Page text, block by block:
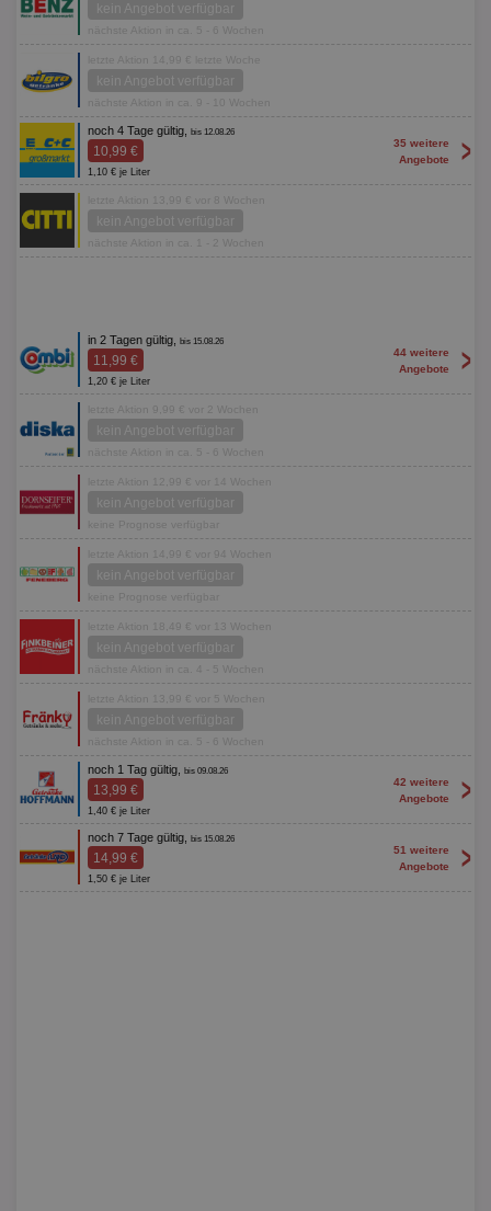
kein Angebot verfügbar
nächste Aktion in ca. 5 - 6 Wochen
letzte Aktion 14,99 € letzte Woche
kein Angebot verfügbar
nächste Aktion in ca. 9 - 10 Wochen
noch 4 Tage gültig, bis 12.08.26
10,99 €
1,10 € je Liter
35 weitere
Angebote
>
letzte Aktion 13,99 € vor 8 Wochen
kein Angebot verfügbar
nächste Aktion in ca. 1 - 2 Wochen
in 2 Tagen gültig, bis 15.08.26
11,99 €
1,20 € je Liter
44 weitere
Angebote
>
letzte Aktion 9,99 € vor 2 Wochen
kein Angebot verfügbar
nächste Aktion in ca. 5 - 6 Wochen
letzte Aktion 12,99 € vor 14 Wochen
kein Angebot verfügbar
keine Prognose verfügbar
letzte Aktion 14,99 € vor 94 Wochen
kein Angebot verfügbar
keine Prognose verfügbar
letzte Aktion 18,49 € vor 13 Wochen
kein Angebot verfügbar
nächste Aktion in ca. 4 - 5 Wochen
letzte Aktion 13,99 € vor 5 Wochen
kein Angebot verfügbar
nächste Aktion in ca. 5 - 6 Wochen
noch 1 Tag gültig, bis 09.08.26
13,99 €
1,40 € je Liter
42 weitere
Angebote
>
noch 7 Tage gültig, bis 15.08.26
14,99 €
1,50 € je Liter
51 weitere
Angebote
>